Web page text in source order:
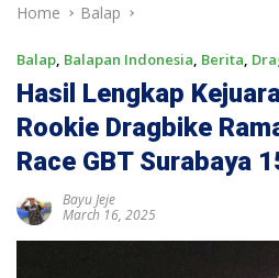
Home Balap
Balap Balapan Indonesia Berita
Hasil Lengkap
Rookie Dragbike
Race GBT Surabaya
Bayu Jeje
March 16, 2025